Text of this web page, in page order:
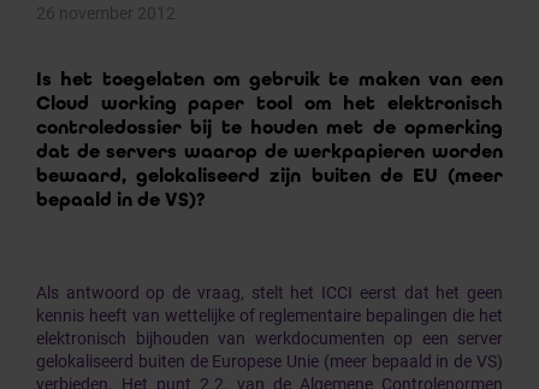
26 november 2012
Is het toegelaten om gebruik te maken van een
Cloud working paper tool om het elektronisch
controledossier bij te houden met de opmerking
dat de servers waarop de werkpapieren worden
bewaard, gelokaliseerd zijn buiten de EU (meer
bepaald in de VS)?
Als antwoord op de vraag, stelt het ICCI eerst dat het geen
kennis heeft van wettelijke of reglementaire bepalingen die het
elektronisch bijhouden van werkdocumenten op een server
gelokaliseerd buiten de Europese Unie (meer bepaald in de VS)
verbieden. Het punt 2.2. van de Algemene Controlenormen